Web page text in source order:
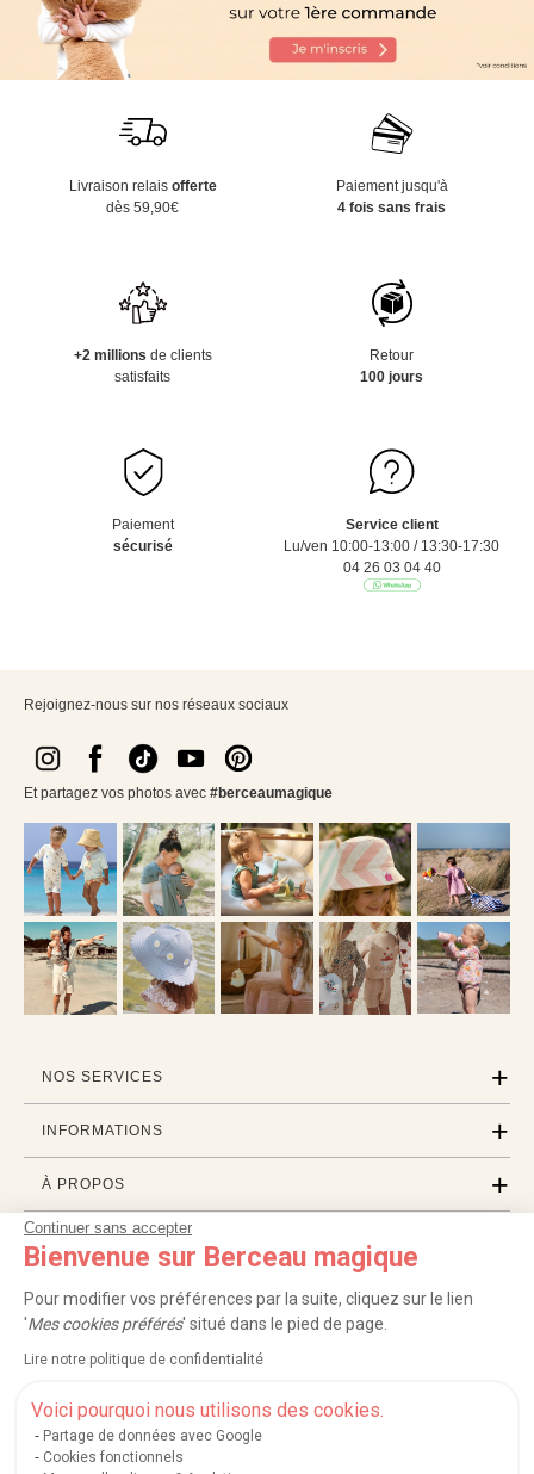
Continuer sans accepter
Bienvenue sur Berceau magique
Pour modifier vos préférences par la suite, cliquez sur le lien
'Mes cookies préférés' situé dans le pied de page.
Lire notre politique de confidentialité
Voici pourquoi nous utilisons des cookies.
Partage de données avec Google
Cookies fonctionnels
Livraison relais offerte
dès 59,90€
Paiement jusqu'à
4 fois sans frais
+2 millions de clients
satisfaits
Retour
100 jours
Paiement
sécurisé
Service client
Lu/ven 10:00-13:00 / 13:30-17:30
04 26 03 04 40
Rejoignez-nous sur nos réseaux sociaux
Et partagez vos photos avec #berceaumagique
NOS SERVICES
INFORMATIONS
À PROPOS
PROFESSIONNELS
LISTES CADEAUX
Service après-vente| FAQ |Rappels de produits|Protection des données
Mentions légales et crédits Conditions générales de ventes